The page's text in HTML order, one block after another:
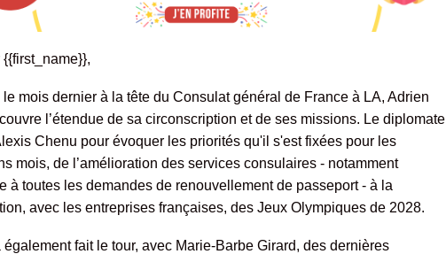
le mois dernier à la tête du Consulat général de France à LA, Adrien
l’étendue de sa circonscription et de ses missions. Le diplomate
Chenu pour évoquer les priorités qu'il s'est fixées pour les
mois, de l’amélioration des services consulaires - notamment
à toutes les demandes de renouvellement de passeport - à la
avec les entreprises françaises, des Jeux Olympiques de 2028.
fait le tour, avec Marie-Barbe Girard, des dernières